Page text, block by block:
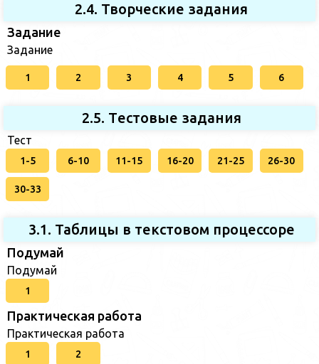
2.4. Творческие задания
Задание
Задание
1 2 3 4 5 6
2.5. Tестовые задания
Тест
1-5 6-10 11-15 16-20 21-25 26-30
30-33
3.1. Таблицы в текстовом процессоре
Подумай
Подумай
1
Практическая работа
Практическая работа
1 2